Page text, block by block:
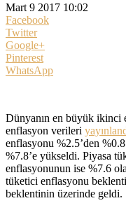
Mart 9 2017 10:02
Facebook
Twitter
Google+
Pinterest
WhatsApp
Dünyanın en büyük ikinci
enflasyon verileri
enflasyonu %2.5’den
%7.8’e yükseldi. Piyasa
enflasyonunun ise %7.6
tüketici enflasyonu
beklentinin üzerinde geldi.